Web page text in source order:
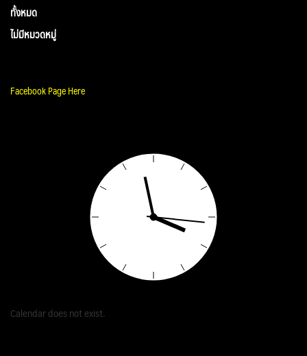
ทั้งหมด
ไม่มีหมวดหมู่
Facebook Page Here
Calendar does not exist.